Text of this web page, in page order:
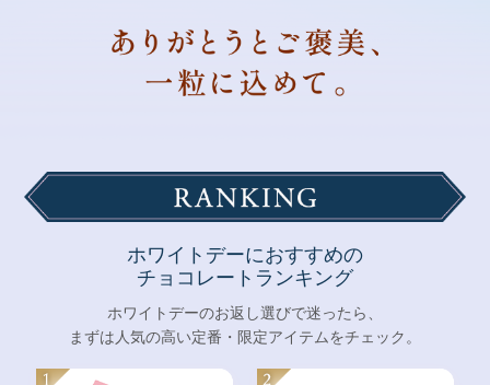
ホワイトデーにおすすめの
チョコレートランキング
ホワイトデーのお返し選びで迷ったら、
まずは人気の高い定番・限定アイテムをチェック。